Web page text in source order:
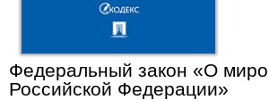
Федеральный закон «О
Российской Федерации»